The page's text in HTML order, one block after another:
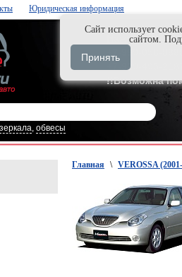
Юридическая информация
Нажми и
+7-929-495-
!!Возможна
зеркала, обвесы
Главная \ VEROSSA
Cайт использует
сайтом.
Принять